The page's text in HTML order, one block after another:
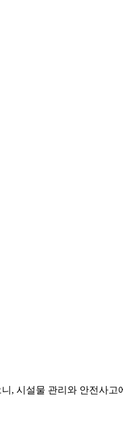
, 시설물 관리와 안전사